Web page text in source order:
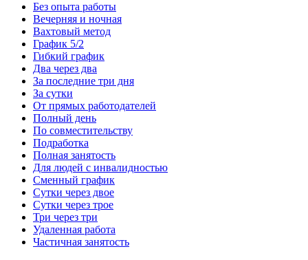
Без опыта работы
Вечерняя и ночная
Вахтовый метод
График 5/2
Гибкий график
Два через два
За последние три дня
За сутки
От прямых работодателей
Полный день
По совместительству
Подработка
Полная занятость
Для людей с инвалидностью
Сменный график
Сутки через двое
Сутки через трое
Три через три
Удаленная работа
Частичная занятость